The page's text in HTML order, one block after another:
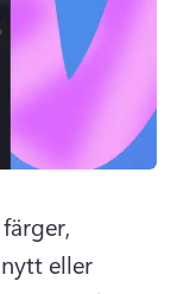
eller